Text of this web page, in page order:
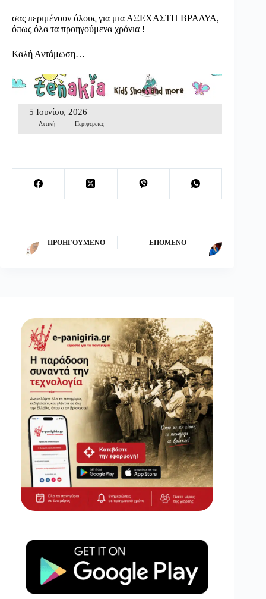
σας περιμένουν όλους για μια ΑΞΕΧΑΣΤΗ ΒΡΑΔΥΑ,
όπως όλα τα προηγούμενα χρόνια !
Καλή Αντάμωση…
5 Ιουνίου, 2026
Αττική Περιφέρειες
ΠΡΟΗΓΟΎΜΕΝΟ ΕΠΌΜΕΝΟ